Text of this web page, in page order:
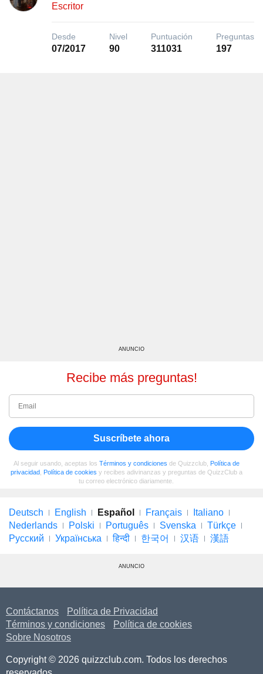
Escritor
Desde
07/2017
Nivel
90
Puntuación
311031
Preguntas
197
ANUNCIO
Recibe más preguntas!
Suscríbete ahora
Al seguir usando, aceptas los Términos y condiciones de Quizzclub, Política de
privacidad, Política de cookies y recibes adivinanzas y preguntas de QuizzClub a
tu correo electrónico diariamente.
Deutsch English Español Français
Italiano
Nederlands
Polski Português Svenska
Türkçe
Русский
Українська हिन्दी 한국어 汉语 漢語
ANUNCIO
Contáctanos
Política de Privacidad
Términos y condiciones
Política de cookies
Sobre Nosotros
Copyright © 2026 quizzclub.com. Todos los derechos